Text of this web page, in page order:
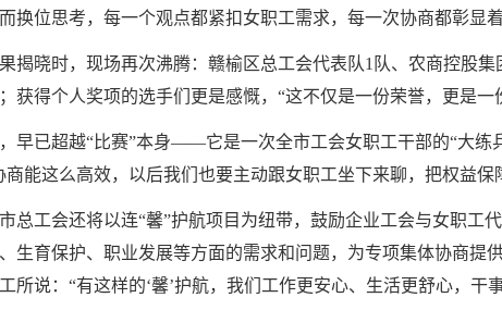
换位思考，每一个观点都紧扣女职工需求，每一次协商都彰显着
揭晓时，现场再次沸腾：赣榆区总工会代表队1队、农商控股
获得个人奖项的选手们更是感慨，“这不仅是一份荣誉，更是一
早已超越“比赛”本身——它是一次全市工会女职工干部的“大练
商能这么高效，以后我们也要主动跟女职工坐下来聊，把权益保
总工会还将以连“馨”护航项目为纽带，鼓励企业工会与女职
生育保护、职业发展等方面的需求和问题，为专项集体协商提
所说：“有这样的‘馨’护航，我们工作更安心、生活更舒心，干